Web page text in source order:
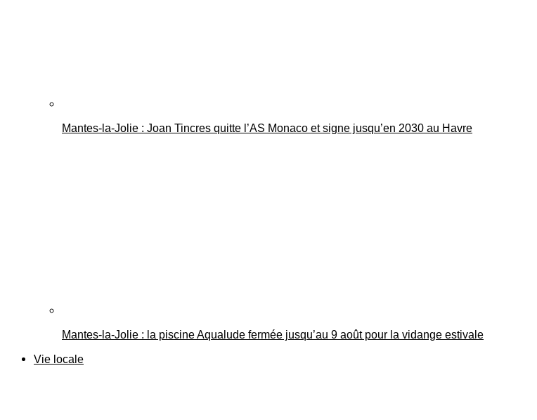
Mantes-la-Jolie : Joan Tincres quitte l’AS Monaco et signe jusqu’en 2030 au Havre
Mantes-la-Jolie : la piscine Aqualude fermée jusqu’au 9 août pour la vidange estivale
Vie locale